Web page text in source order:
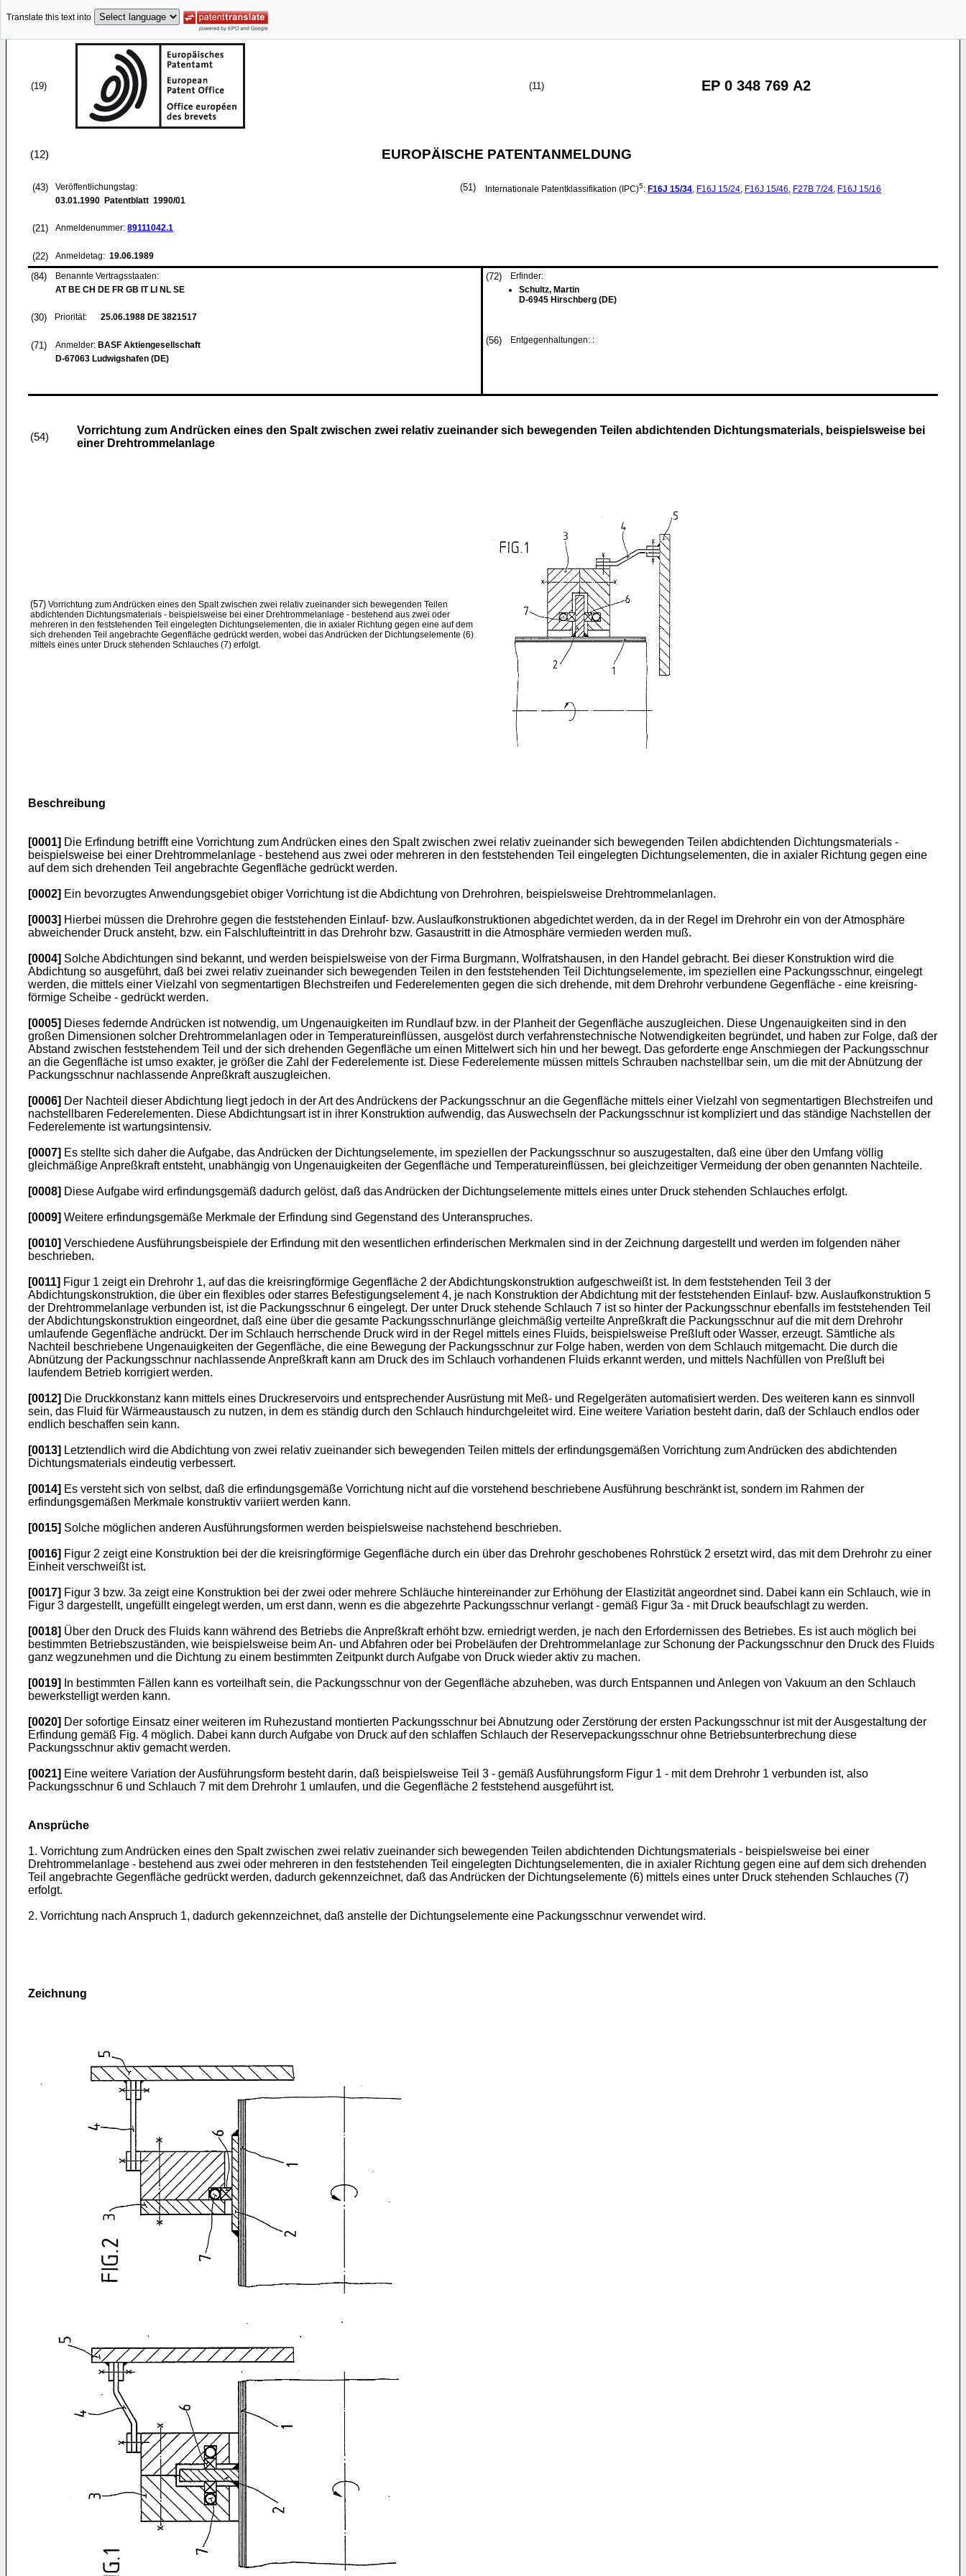
Translate this text into
(19) (11) EP 0 348 769 A2
(12) EUROPÄISCHE PATENTANMELDUNG
(43)
Veröffentlichungstag:
03.01.1990 Patentblatt 1990/01
(21) Anmeldenummer: 89111042.1
(22) Anmeldetag: 19.06.1989
(51) Internationale Patentklassifikation (IPC)5: F16J 15/34, F16J 15/24, F16J 15/46, F27B 7/24, F16J 15/16
(84)
Benannte Vertragsstaaten:
AT BE CH DE FR GB IT LI NL SE
(30) Priorität: 25.06.1988 DE 3821517
(71) Anmelder: BASF Aktiengesellschaft
D-67063 Ludwigshafen (DE)
(72)
Erfinder:
Schultz, Martin
D-6945 Hirschberg (DE)
(56) Entgegenhaltungen: :
(54)
Vorrichtung zum Andrücken eines den Spalt zwischen zwei relativ zueinander sich bewegenden Teilen abdichtenden Dichtungsmaterials, beispielsweise bei
einer Drehtrommelanlage
(57) Vorrichtung zum Andrücken eines den Spalt zwischen zwei relativ zueinander sich bewegenden Teilen
abdichtenden Dichtungsmaterials - beispielsweise bei einer Drehtrommelanlage - bestehend aus zwei oder
mehreren in den feststehenden Teil eingelegten Dichtungselementen, die in axialer Richtung gegen eine auf dem
sich drehenden Teil angebrachte Gegenfläche gedrückt werden, wobei das Andrücken der Dichtungselemente (6)
mittels eines unter Druck stehenden Schlauches (7) erfolgt.
Beschreibung
[0001] Die Erfindung betrifft eine Vorrichtung zum Andrücken eines den Spalt zwischen zwei relativ zueinander sich bewegenden Teilen abdichtenden Dichtungsmaterials -
beispielsweise bei einer Drehtrommelanlage - bestehend aus zwei oder mehreren in den feststehenden Teil eingelegten Dichtungselementen, die in axialer Richtung gegen eine
auf dem sich drehenden Teil angebrachte Gegenfläche gedrückt werden.
[0002] Ein bevorzugtes Anwendungsgebiet obiger Vorrichtung ist die Abdichtung von Drehrohren, beispielsweise Drehtrommelanlagen.
[0003] Hierbei müssen die Drehrohre gegen die feststehenden Einlauf- bzw. Auslaufkonstruktionen abgedichtet werden, da in der Regel im Drehrohr ein von der Atmosphäre
abweichender Druck ansteht, bzw. ein Falschlufteintritt in das Drehrohr bzw. Gasaustritt in die Atmosphäre vermieden werden muß.
[0004] Solche Abdichtungen sind bekannt, und werden beispielsweise von der Firma Burgmann, Wolfratshausen, in den Handel gebracht. Bei dieser Konstruktion wird die
Abdichtung so ausgeführt, daß bei zwei relativ zueinander sich bewegenden Teilen in den feststehenden Teil Dichtungselemente, im speziellen eine Packungsschnur, eingelegt
werden, die mittels einer Vielzahl von segmentartigen Blechstreifen und Federelementen gegen die sich drehende, mit dem Drehrohr verbundene Gegenfläche - eine kreisring­
förmige Scheibe - gedrückt werden.
[0005] Dieses federnde Andrücken ist notwendig, um Ungenauigkeiten im Rundlauf bzw. in der Planheit der Gegenfläche auszugleichen. Diese Ungenauigkeiten sind in den
großen Dimensionen solcher Drehtrommelanlagen oder in Temperatureinflüssen, ausgelöst durch verfahrenstechnische Notwendigkeiten begründet, und haben zur Folge, daß der
Abstand zwischen feststehendem Teil und der sich drehenden Gegenfläche um einen Mittelwert sich hin und her bewegt. Das geforderte enge Anschmiegen der Packungsschnur
an die Gegenfläche ist umso exakter, je größer die Zahl der Federelemente ist. Diese Federelemente müssen mittels Schrauben nachstellbar sein, um die mit der Abnützung der
Packungsschnur nachlassende Anpreßkraft auszugleichen.
[0006] Der Nachteil dieser Abdichtung liegt jedoch in der Art des Andrückens der Packungsschnur an die Gegenfläche mittels einer Vielzahl von segment­artigen Blechstreifen und
nachstellbaren Federelementen. Diese Abdichtungsart ist in ihrer Konstruktion aufwendig, das Auswechseln der Packungsschnur ist kompliziert und das ständige Nachstellen der
Federelemente ist wartungsintensiv.
[0007] Es stellte sich daher die Aufgabe, das Andrücken der Dichtungselemente, im speziellen der Packungsschnur so auszugestalten, daß eine über den Umfang völlig
gleichmäßige Anpreßkraft entsteht, unabhängig von Ungenauigkeiten der Gegenfläche und Temperatureinflüssen, bei gleichzeitiger Vermeidung der oben genannten Nachteile.
[0008] Diese Aufgabe wird erfindungsgemäß dadurch gelöst, daß das Andrücken der Dichtungselemente mittels eines unter Druck stehenden Schlauches erfolgt.
[0009] Weitere erfindungsgemäße Merkmale der Erfindung sind Gegenstand des Unteranspruches.
[0010] Verschiedene Ausführungsbeispiele der Erfindung mit den wesentlichen erfinderischen Merkmalen sind in der Zeichnung dargestellt und werden im folgenden näher
beschrieben.
[0011] Figur 1 zeigt ein Drehrohr 1, auf das die kreisringförmige Gegenfläche 2 der Abdichtungskonstruktion aufgeschweißt ist. In dem feststehenden Teil 3 der
Abdichtungskonstruktion, die über ein flexibles oder starres Befestigungselement 4, je nach Konstruktion der Abdichtung mit der feststehenden Einlauf- bzw. Auslaufkonstruktion 5
der Drehtrommelanlage verbunden ist, ist die Packungsschnur 6 eingelegt. Der unter Druck stehende Schlauch 7 ist so hinter der Packungsschnur ebenfalls im feststehenden Teil
der Abdichtungskonstruktion eingeordnet, daß eine über die gesamte Packungsschnurlänge gleichmäßig verteilte Anpreßkraft die Packungsschnur auf die mit dem Drehrohr
umlaufende Gegenfläche andrückt. Der im Schlauch herrschende Druck wird in der Regel mittels eines Fluids, beispielsweise Preßluft oder Wasser, erzeugt. Sämtliche als
Nachteil beschriebene Ungenauigkeiten der Gegenfläche, die eine Bewegung der Packungsschnur zur Folge haben, werden von dem Schlauch mitgemacht. Die durch die
Abnützung der Packungsschnur nachlassende Anpreßkraft kann am Druck des im Schlauch vorhandenen Fluids erkannt werden, und mittels Nachfüllen von Preßluft bei
laufendem Betrieb korrigiert werden.
[0012] Die Druckkonstanz kann mittels eines Druckreservoirs und entsprechender Ausrüstung mit Meß- und Regelgeräten automatisiert werden. Des weiteren kann es sinnvoll
sein, das Fluid für Wärmeaustausch zu nutzen, in dem es ständig durch den Schlauch hindurchgeleitet wird. Eine weitere Variation besteht darin, daß der Schlauch endlos oder
endlich beschaffen sein kann.
[0013] Letztendlich wird die Abdichtung von zwei relativ zueinander sich bewegenden Teilen mittels der erfindungsgemäßen Vorrichtung zum Andrücken des abdichtenden
Dichtungsmaterials eindeutig verbessert.
[0014] Es versteht sich von selbst, daß die erfindungsgemäße Vorrichtung nicht auf die vorstehend beschriebene Ausführung beschränkt ist, sondern im Rahmen der
erfindungsgemäßen Merkmale konstruktiv variiert werden kann.
[0015] Solche möglichen anderen Ausführungsformen werden beispielsweise nachstehend beschrieben.
[0016] Figur 2 zeigt eine Konstruktion bei der die kreisringförmige Gegenfläche durch ein über das Drehrohr geschobenes Rohrstück 2 ersetzt wird, das mit dem Drehrohr zu einer
Einheit verschweißt ist.
[0017] Figur 3 bzw. 3a zeigt eine Konstruktion bei der zwei oder mehrere Schläuche hintereinander zur Erhöhung der Elastizität angeordnet sind. Dabei kann ein Schlauch, wie in
Figur 3 dargestellt, ungefüllt eingelegt werden, um erst dann, wenn es die abgezehrte Packungsschnur verlangt - gemäß Figur 3a - mit Druck beaufschlagt zu werden.
[0018] Über den Druck des Fluids kann während des Betriebs die Anpreßkraft erhöht bzw. erniedrigt werden, je nach den Erfordernissen des Betriebes. Es ist auch möglich bei
bestimmten Betriebszuständen, wie beispielsweise beim An- und Abfahren oder bei Probeläufen der Drehtrommelanlage zur Schonung der Packungsschnur den Druck des Fluids
ganz wegzunehmen und die Dichtung zu einem bestimmten Zeitpunkt durch Aufgabe von Druck wieder aktiv zu machen.
[0019]
In bestimmten Fällen kann es vorteilhaft sein, die Packungsschnur von der Gegenfläche abzuheben, was durch Entspannen und Anlegen von Vakuum an den Schlauch
bewerkstelligt werden kann.
[0020] Der sofortige Einsatz einer weiteren im Ruhezustand montierten Packungsschnur bei Abnutzung oder Zerstörung der ersten Packungsschnur ist mit der Ausgestaltung der
Erfindung gemäß Fig. 4 möglich. Dabei kann durch Aufgabe von Druck auf den schlaffen Schlauch der Reservepackungsschnur ohne Betriebsunterbrechung diese
Packungsschnur aktiv gemacht werden.
[0021] Eine weitere Variation der Ausführungsform besteht darin, daß beispiels­weise Teil 3 - gemäß Ausführungsform Figur 1 - mit dem Drehrohr 1 verbunden ist, also
Packungsschnur 6 und Schlauch 7 mit dem Drehrohr 1 umlaufen, und die Gegenfläche 2 feststehend ausgeführt ist.
Ansprüche
1. Vorrichtung zum Andrücken eines den Spalt zwischen zwei relativ zueinander sich bewegenden Teilen abdichtenden Dichtungsmaterials - beispielsweise bei einer
Drehtrommelanlage - bestehend aus zwei oder mehreren in den feststehenden Teil eingelegten Dichtungselementen, die in axialer Richtung gegen eine auf dem sich drehenden
Teil angebrachte Gegenfläche gedrückt werden, dadurch gekennzeichnet, daß das Andrücken der Dichtungselemente (6) mittels eines unter Druck stehenden Schlauches (7)
erfolgt.
2. Vorrichtung nach Anspruch 1, dadurch gekennzeichnet, daß anstelle der Dichtungselemente eine Packungsschnur verwendet wird.
Zeichnung